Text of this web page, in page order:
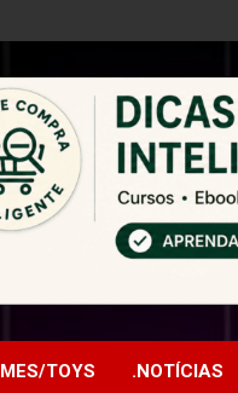
TOYS .NOTÍCIAS